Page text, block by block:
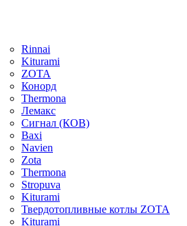
Rinnai
Kiturami
ZOTA
Конорд
Thermona
Лемакс
Сигнал (КОВ)
Baxi
Navien
Zota
Thermona
Stropuva
Kiturami
Твердотопливные котлы ZOTA
Kiturami